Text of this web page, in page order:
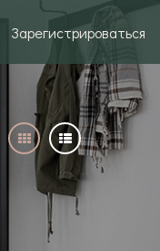
Зарегистрироваться